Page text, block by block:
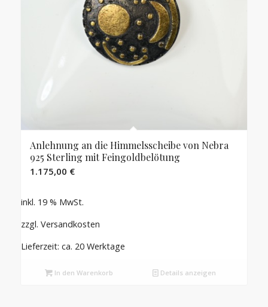
Anlehnung an die Himmelsscheibe von Nebra
925 Sterling mit Feingoldbelötung
1.175,00 €
inkl. 19 % MwSt.
zzgl. Versandkosten
Lieferzeit: ca. 20 Werktage
In den Warenkorb Details anzeigen